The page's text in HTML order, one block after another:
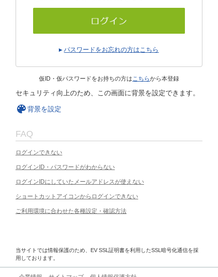
パスワードをお忘れの方はこちら
仮ID・仮パスワードをお持ちの方はこちらから本登録
セキュリティ向上のため、この画面に背景を設定できます。
背景を設定
FAQ
ログインできない
ログインID・パスワードがわからない
ログインIDにしていたメールアドレスが使えない
ショートカットアイコンからログインできない
ご利用環境に合わせた各種設定・確認方法
当サイトでは情報保護のため、EV SSL証明書を利用したSSL暗号化通信を採
用しております。